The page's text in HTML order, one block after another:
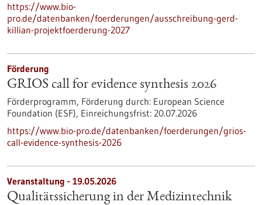
https://www.bio-
pro.de/datenbanken/foerderungen/ausschreibung-gerd-
killian-projektfoerderung-2027
Förderung
GRIOS call for evidence synthesis 2026
Förderprogramm, Förderung durch: European Science
Foundation (ESF), Einreichungsfrist: 20.07.2026
https://www.bio-pro.de/datenbanken/foerderungen/grios-
call-evidence-synthesis-2026
Veranstaltung - 19.05.2026
Qualitätssicherung in der Medizintechnik